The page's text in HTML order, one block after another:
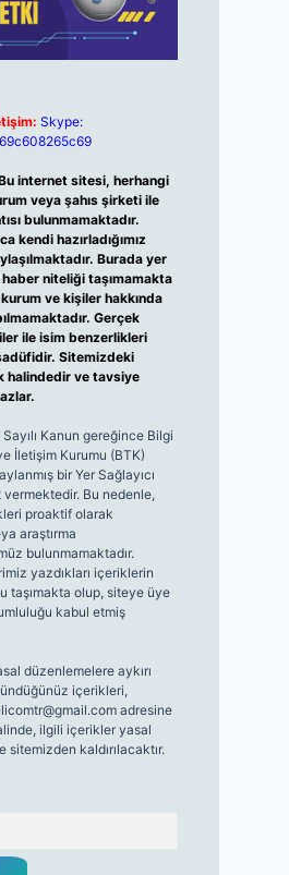
Skype:
internet sitesi, herhangi
veya şahıs şirketi ile
bulunmamaktadır.
kendi hazırladığımız
Burada yer
niteliği taşımamakta
ve kişiler hakkında
Gerçek
ile isim benzerlikleri
Sitemizdeki
halindedir ve tavsiye
Kanun gereğince Bilgi
İletişim Kurumu (BTK)
bir Yer Sağlayıcı
Bu nedenle,
proaktif olarak
araştırma
bulunmamaktadır.
yazdıkları içeriklerin
taşımakta olup, siteye üye
kabul etmiş
düzenlemelere aykırı
içerikleri,
adresine
ilgili içerikler yasal
sitemizden kaldırılacaktır.